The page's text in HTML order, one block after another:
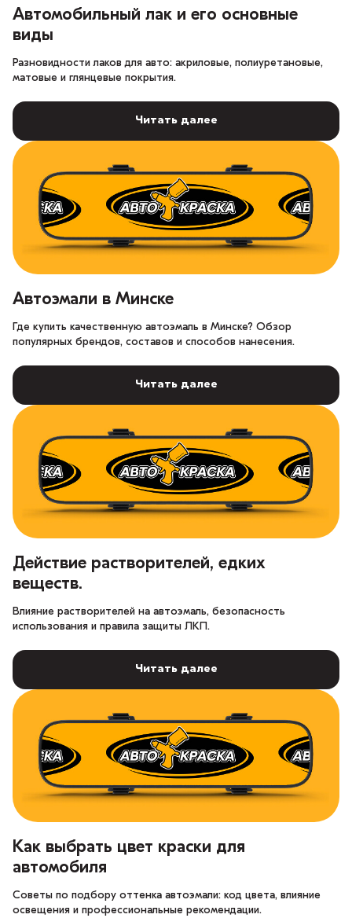
Автомобильный лак и его основные
виды
Разновидности лаков для авто: акриловые, полиуретановые,
матовые и глянцевые покрытия.
Читать далее
Автоэмали в Минске
Где купить качественную автоэмаль в Минске? Обзор
популярных брендов, составов и способов нанесения.
Читать далее
Действие растворителей, едких
веществ.
Влияние растворителей на автоэмаль, безопасность
использования и правила защиты ЛКП.
Читать далее
Как выбрать цвет краски для
автомобиля
Советы по подбору оттенка автоэмали: код цвета, влияние
освещения и профессиональные рекомендации.